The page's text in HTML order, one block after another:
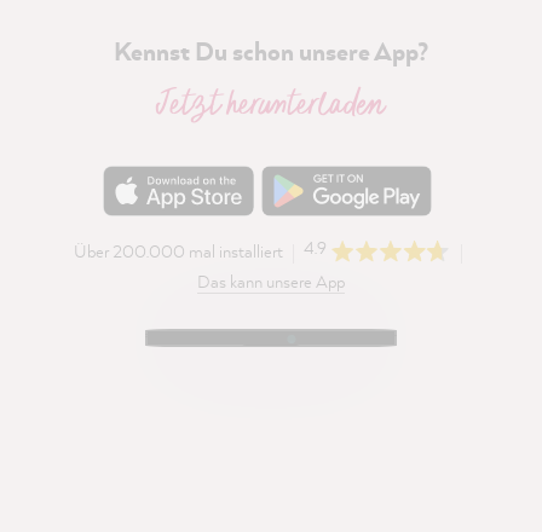
Kennst Du schon unsere App?
Jetzt herunterladen
Über 200.000 mal installiert
4.9
Das kann unsere App